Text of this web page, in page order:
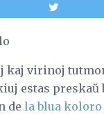
kaj virinoj
estas
de la blua koloro